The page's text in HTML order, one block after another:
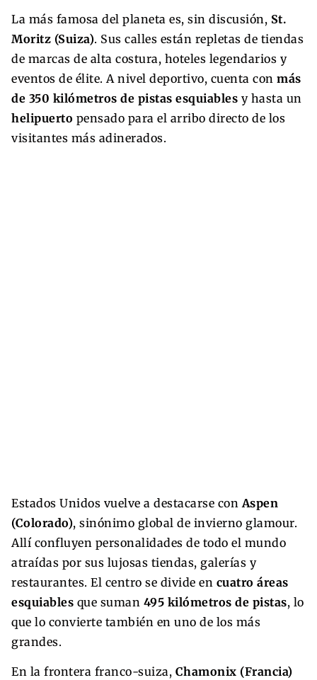
La más famosa del planeta es, sin discusión, St.
Moritz (Suiza). Sus calles están repletas de tiendas
de marcas de alta costura, hoteles legendarios y
eventos de élite. A nivel deportivo, cuenta con más
de 350 kilómetros de pistas esquiables y hasta un
helipuerto pensado para el arribo directo de los
visitantes más adinerados.
Estados Unidos vuelve a destacarse conAspen
(Colorado), sinónimo global de invierno glamour.
Allí confluyen personalidades de todo el mundo
atraídas por sus lujosas tiendas, galerías y
restaurantes. El centro se divide en cuatro áreas
esquiables que suman 495 kilómetros de pistas, lo
que lo convierte también en uno de los más
grandes.
En la frontera franco-suiza, Chamonix (Francia)